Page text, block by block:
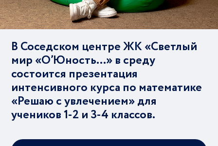
В Соседском центре ЖК «Светлый
мир «О’Юность…» в среду
состоится презентация
интенсивного курса по математике
«Решаю с увлечением» для
учеников 1-2 и 3-4 классов.